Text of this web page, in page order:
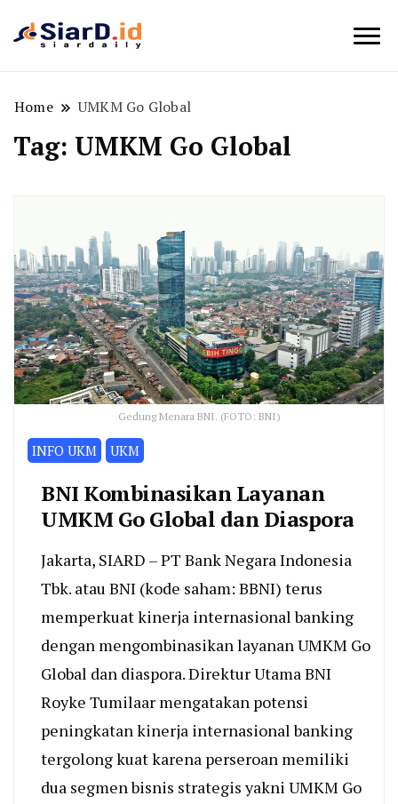
Home UMKM Go Global
Tag: UMKM Go Global
Gedung Menara BNI. (FOTO: BNI)
INFO UKM UKM
BNI Kombinasikan Layanan
UMKM Go Global dan Diaspora
Jakarta, SIARD – PT Bank Negara Indonesia
Tbk. atau BNI (kode saham: BBNI) terus
memperkuat kinerja internasional banking
dengan mengombinasikan layanan UMKM Go
Global dan diaspora. Direktur Utama BNI
Royke Tumilaar mengatakan potensi
peningkatan kinerja internasional banking
tergolong kuat karena perseroan memiliki
dua segmen bisnis strategis yakni UMKM Go